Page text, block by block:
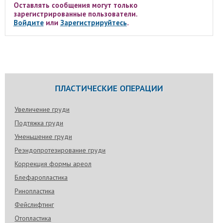
Оставлять сообщения могут только
зарегистрированные пользователи.
Войдитеили Зарегистрируйтесь.
ПЛАСТИЧЕСКИЕ ОПЕРАЦИИ
Увеличение груди
Подтяжка груди
Уменьшение груди
Реэндопротезирование груди
Коррекция формы ареол
Блефаропластика
Ринопластика
Фейслифтинг
Отопластика